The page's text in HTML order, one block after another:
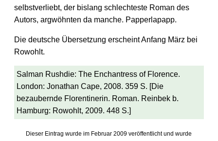
selbstverliebt, der bislang schlechteste Roman des
Autors, argwöhnten da manche. Papperlapapp.
Die deutsche Übersetzung erscheint Anfang März bei
Rowohlt.
Salman Rushdie: The Enchantress of Florence.
London: Jonathan Cape, 2008. 359 S. [Die
bezaubernde Florentinerin. Roman. Reinbek b.
Hamburg: Rowohlt, 2009. 448 S.]
Dieser Eintrag wurde im Februar 2009 veröffentlicht und wurde